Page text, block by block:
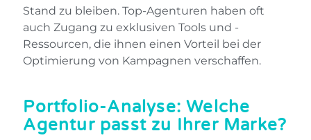
Stand zu bleiben. Top-Agenturen haben oft
auch Zugang zu exklusiven Tools und -
Ressourcen, die ihnen einen Vorteil bei der
Optimierung von Kampagnen verschaffen.
Portfolio-Analyse: Welche
Agentur passt zu Ihrer Marke?